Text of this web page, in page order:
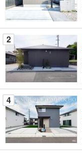
イ
ペ
ー
ジ
に
保
す
る
2
4